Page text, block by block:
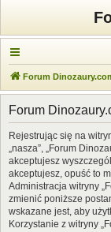
Forum
Forum
Rejestrując się na
„nasza”, „Forum
akceptujesz
akceptujesz, opuść to
Administracja witryny
zmienić poniższe
wskazane jest, aby
Korzystanie z witryny